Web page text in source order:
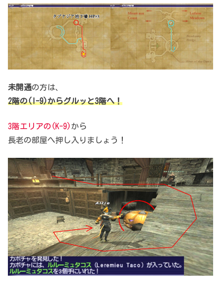
未開通の方は、
2階の(I-9)からグルッと3階へ！
3階エリアの(K-9)から
長老の部屋へ押し入りましょう！